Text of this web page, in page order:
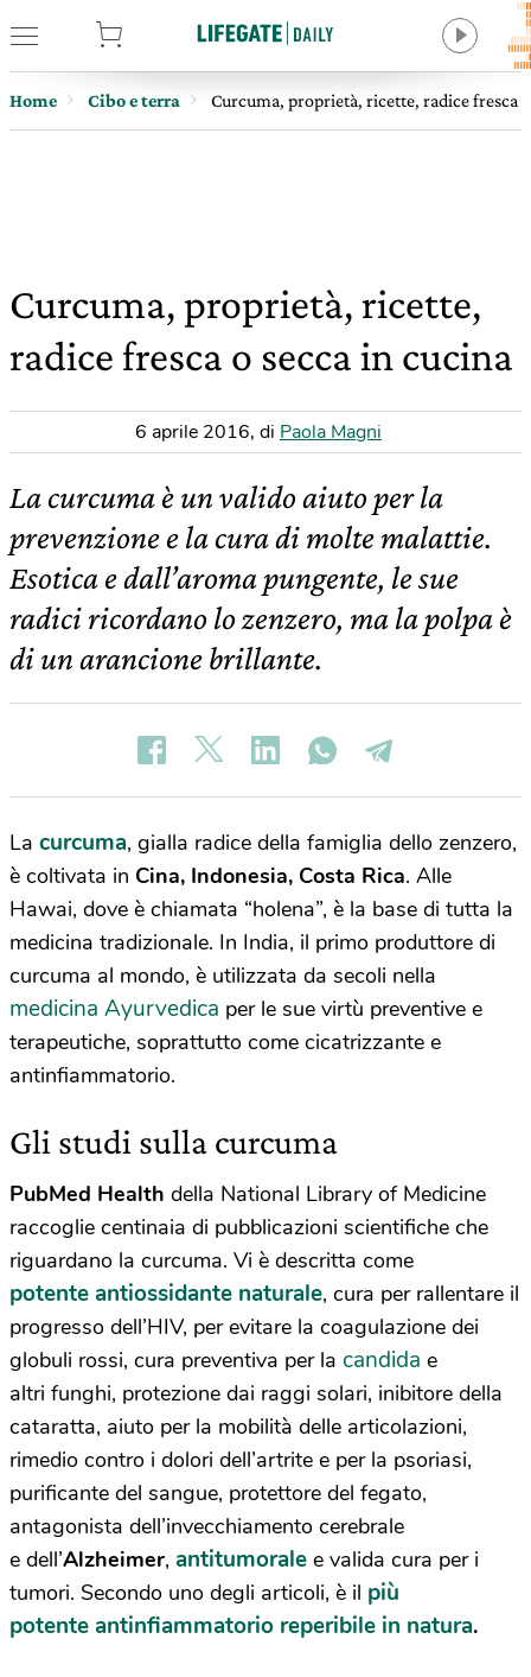
Home Cibo e terra Curcuma, proprietà, ricette, radice fresca
Curcuma, proprietà, ricette,
radice fresca o secca in cucina
6 aprile 2016, di Paola Magni
La curcuma è un valido aiuto per la
prevenzione e la cura di molte malattie.
Esotica e dall’aroma pungente, le sue
radici ricordano lo zenzero, ma la polpa è
di un arancione brillante.
La curcuma, gialla radice della famiglia dello zenzero,
è coltivata in Cina, Indonesia, Costa Rica. Alle
Hawai, dove è chiamata “holena”, è la base di tutta la
medicina tradizionale. In India, il primo produttore di
curcuma al mondo, è utilizzata da secoli nella
medicina Ayurvedica per le sue virtù preventive e
terapeutiche, soprattutto come cicatrizzante e
antinfiammatorio.
Gli studi sulla curcuma
PubMed Health della National Library of Medicine
raccoglie centinaia di pubblicazioni scientifiche che
riguardano la curcuma. Vi è descritta come
potente antiossidante naturale, cura per rallentare il
progresso dell’HIV, per evitare la coagulazione dei
globuli rossi, cura preventiva per la candida e
altri funghi, protezione dai raggi solari, inibitore della
cataratta, aiuto per la mobilità delle articolazioni,
rimedio contro i dolori dell’artrite e per la psoriasi,
purificante del sangue, protettore del fegato,
antagonista dell’invecchiamento cerebrale
e dell’Alzheimer, antitumorale e valida cura per i
tumori. Secondo uno degli articoli, è il più
potente antinfiammatorio reperibile in natura.